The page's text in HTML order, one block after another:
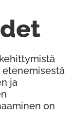
etenemisestä
ja
on